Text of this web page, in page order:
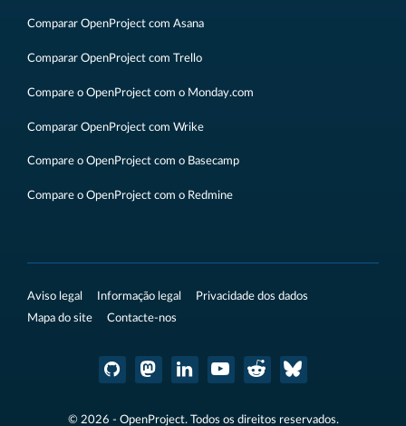
Comparar OpenProject com Asana
Comparar OpenProject com Trello
Compare o OpenProject com o Monday.com
Comparar OpenProject com Wrike
Compare o OpenProject com o Basecamp
Compare o OpenProject com o Redmine
Aviso legal Informação legal
Privacidade dos dados
Mapa do site
Contacte-nos
© 2026 - OpenProject. Todos os direitos reservados.